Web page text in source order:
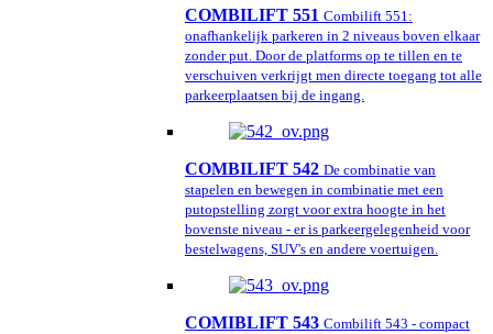
COMBILIFT 551 Combilift 551:
onafhankelijk parkeren in 2 niveaus boven elkaar
zonder put. Door de platforms op te tillen en te
verschuiven verkrijgt men directe toegang tot alle
parkeerplaatsen bij de ingang.
COMBILIFT 542 De combinatie van
stapelen en bewegen in combinatie met een
putopstelling zorgt voor extra hoogte in het
bovenste niveau - er is parkeergelegenheid voor
bestelwagens, SUV's en andere voertuigen.
COMIBLIFT 543 Combilift 543 - compact